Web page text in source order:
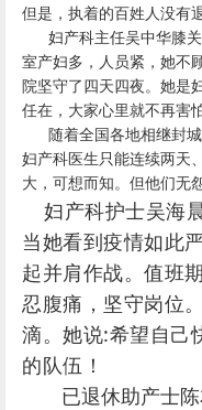
但是，执着的百姓人没有
妇产科主任吴中华膝关
室产妇多，人员紧，她不
院坚守了四天四夜。她是
任在，大家心里就不再害怕
随着全国各地相继封城
妇产科医生只能连续两天
大，可想而知。但他们无
妇产科护士吴海
当她看到疫情如此
起并肩作战。值班
忍腹痛，坚守岗位
滴。她说:希望自己
的队伍！
已退休助产士